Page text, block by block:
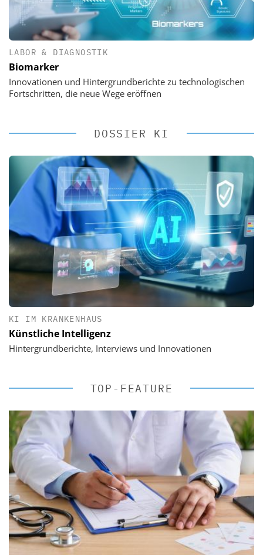
LABOR & DIAGNOSTIK
Biomarker
Innovationen und Hintergrundberichte zu technologischen
Fortschritten, die neue Wege eröffnen
DOSSIER KI
KI IM KRANKENHAUS
Künstliche Intelligenz
Hintergrundberichte, Interviews und Innovationen
TOP-FEATURE